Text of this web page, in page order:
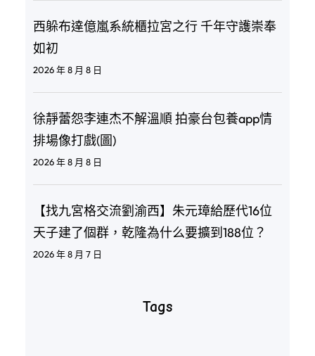
西躲布達億嵐系統櫃拉宮之行 千年守護崇奉
如初
2026 年 8 月 8 日
徐靜蕾怨李連杰不解溫順 拍豪台包養app情
排場像打戲(圖)
2026 年 8 月 8 日
【找九宮格交流劉渝西】朱元璋給歷代16位
天子建了個群，乾隆為什么要擴到188位？
2026 年 8 月 7 日
Tags